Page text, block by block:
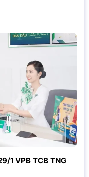
1 VPB TCB TNG